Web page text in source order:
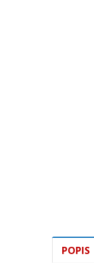
POPIS